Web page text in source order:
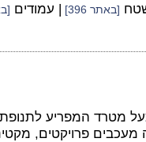
[באתר 396] | עמודים
מטרד המפריע לתנופת
פרויקטים,